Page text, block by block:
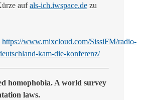
aufals-ich.iwspace.de zu
https://www.mixcloud.com/SissiFM/radio-
kam-die-konferenz/
homophobia. A world survey
laws.